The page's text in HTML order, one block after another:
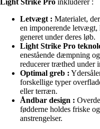
Letvægt : Materialet,
en imponerende
generet under deres løb.
Light Strike Pro
enestående dæmpning
reducerer træthed under
Optimal greb :
forskellige typer
eller terræn.
Åndbar design :
fødderne holdes friske
anstrengelser.